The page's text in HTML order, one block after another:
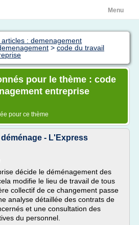
Menu
: demenagement
> code du travail
pour le thème : code
entreprise
pour ce thème
- L'Express
décide le déménagement des
modifie le lieu de travail de tous
collectif de ce changement passe
analyse détaillée des contrats de
et une consultation des
du personnel.